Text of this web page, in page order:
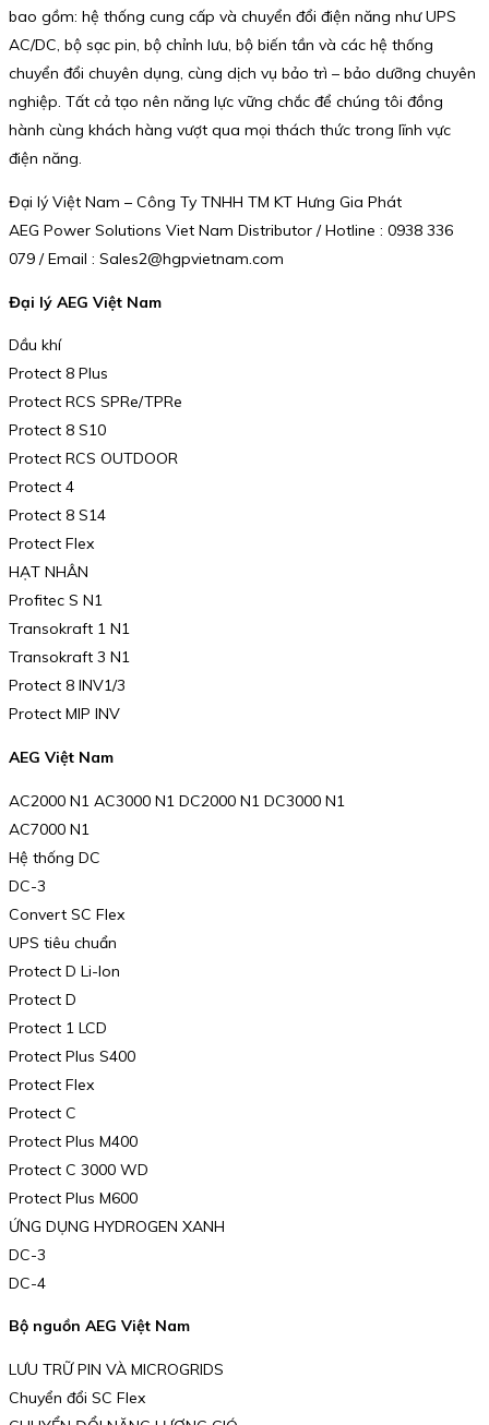
bao gồm: hệ thống cung cấp và chuyển đổi điện năng như UPS
AC/DC, bộ sạc pin, bộ chỉnh lưu, bộ biến tần và các hệ thống
chuyển đổi chuyên dụng, cùng dịch vụ bảo trì – bảo dưỡng chuyên
nghiệp. Tất cả tạo nên năng lực vững chắc để chúng tôi đồng
hành cùng khách hàng vượt qua mọi thách thức trong lĩnh vực
điện năng.
Đại lý Việt Nam – Công Ty TNHH TM KT Hưng Gia Phát
AEG Power Solutions Viet Nam Distributor / Hotline : 0938 336
079 / Email : Sales2@hgpvietnam.com
Đại lý AEG Việt Nam
Dầu khí
Protect 8 Plus
Protect RCS SPRe/TPRe
Protect 8 S10
Protect RCS OUTDOOR
Protect 4
Protect 8 S14
Protect Flex
HẠT NHÂN
Profitec S N1
Transokraft 1 N1
Transokraft 3 N1
Protect 8 INV1/3
Protect MIP INV
AEG Việt Nam
AC2000 N1 AC3000 N1 DC2000 N1 DC3000 N1
AC7000 N1
Hệ thống DC
DC-3
Convert SC Flex
UPS tiêu chuẩn
Protect D Li-Ion
Protect D
Protect 1 LCD
Protect Plus S400
Protect Flex
Protect C
Protect Plus M400
Protect C 3000 WD
Protect Plus M600
ỨNG DỤNG HYDROGEN XANH
DC-3
DC-4
Bộ nguồn AEG Việt Nam
LƯU TRỮ PIN VÀ MICROGRIDS
Chuyển đổi SC Flex